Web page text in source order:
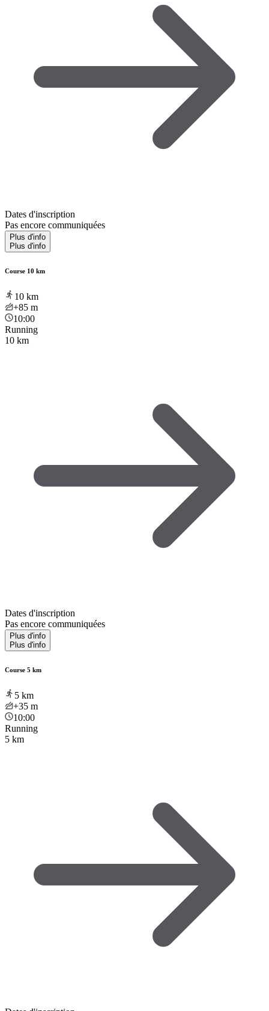
Dates d'inscription
Pas encore communiquées
Plus d'info
Plus d'info
Course 10 km
10 km
+85 m
10:00
Running
10 km
Dates d'inscription
Pas encore communiquées
Plus d'info
Plus d'info
Course 5 km
5 km
+35 m
10:00
Running
5 km